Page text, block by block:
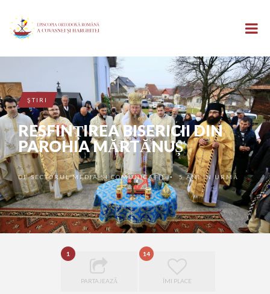
ŞTIRI
RESFINȚIREA BISERICII DIN
PAROHIA MĂRTĂNUȘ
DESECTORUL MEDIA ȘI COMUNICAȚII •5 ANI ÎN URMĂ
1
PARTAJEAZĂ
14
ÎMI PLACE